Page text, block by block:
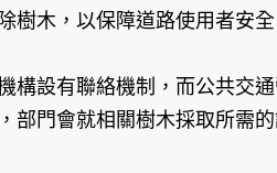
樹木，以保障道路使用者安全
設有聯絡機制，而公共交
部門會就相關樹木採取所需的